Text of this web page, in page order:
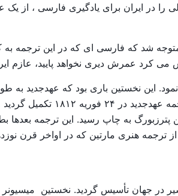
در ایران برای یادگیری فارسی ، از
متوجه شد که فارسی ای که در این ترجمه
پایید، عازم ایران شد و در ۹ ژوئن ۱۸۱۱
این نخستین باری بود که عهدجدید به
پس از ماه ها تلاش ، در شرایطی
به چاپ رسید. این ترجمه
ترجمه هنری مارتین که در اواخر قرن
تبشیر در جهان تأسیس گردید. نخستین